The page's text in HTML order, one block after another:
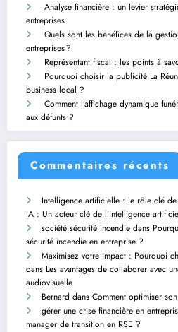
Analyse financière : un levier
entreprises
Quels sont les bénéfices de la
entreprises ?
Représentant fiscal : les points à
Pourquoi choisir la publicité La
business local ?
Comment l’affichage dynamique
aux défunts ?
Commentaires récents
Intelligence artificielle : le rôle clé
IA : Un acteur clé de l’intelligence
société sécurité incendie dans
sécurité incendie en entreprise ?
Maximisez votre impact : Pourquoi
dans Les avantages de collaborer avec
audiovisuelle
Bernard dans Comment optimiser
gérer une crise financière en
manager de transition en RSE ?